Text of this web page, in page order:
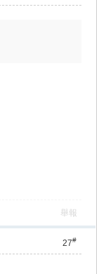
舉報
27#